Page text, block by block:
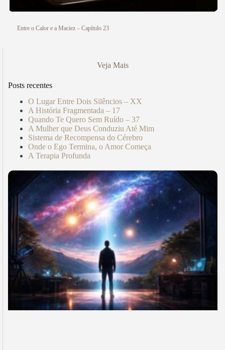
Entre o Calor e a Maciez – Capítulo 23
Veja Mais
Posts recentes
O Lugar Entre Dois Silêncios – XX
A História Fragmentada – 17
Quando Te Quero Sem Ruído – 37
A Mulher que Deus Conduziu Até Mim
Sistema de Recompensa do Cérebro
Onde o Ego Termina, o Amor Começa
A Terapia Profunda